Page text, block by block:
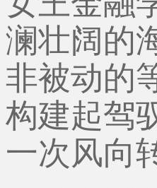
澜壮阔的
非被动的
构建起驾
一次风向